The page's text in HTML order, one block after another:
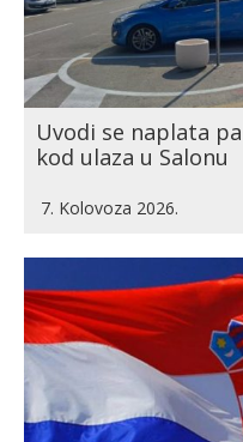
Uvodi se naplata
kod ulaza u Salonu
7. Kolovoza 2026.